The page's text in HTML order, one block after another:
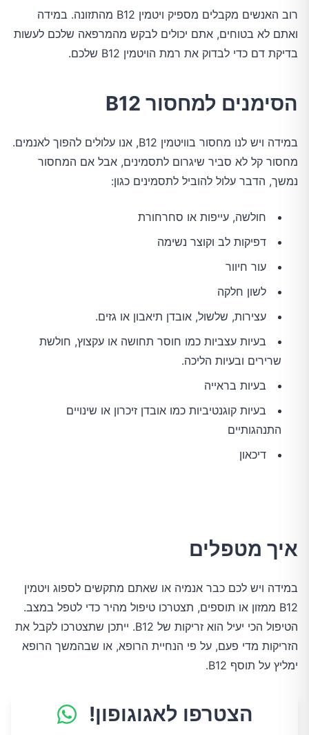
רוב האנשים מקבלים מספיק ויטמין B12 מהתזונה. במידה
ואתם לא בטוחים, אתם יכולים לבקש מהמרפאה שלכם לעשות
בדיקת דם כדי לבדוק את רמת הויטמין B12 שלכם.
הסימנים למחסור B12
במידה ויש לנו מחסור בוויטמין B12, אנו עלולים להפוך לאנמים.
מחסור קל לא סביר שיגרום לתסמינים, אבל אם המחסור
נמשך, הדבר עלול להוביל לתסמינים כגון:
חולשה, עייפות או סחרחורת
דפיקות לב וקוצר נשימה
עור חיוור
לשון חלקה
עצירות, שלשול, אובדן תיאבון או גזים.
בעיות עצביות כמו חוסר תחושה או עקצוץ, חולשת
שרירים ובעיות הליכה.
בעיות בראייה
בעיות קוגנטיביות כמו אובדן זיכרון או שינויים
התנהגותיים
דיכאון
איך מטפלים
במידה ויש לכם כבר אנמיה או שאתם מתקשים לספוג ויטמין
B12 ממזון או תוספים, תצטרכו טיפול מהיר כדי לטפל במצב.
הטיפול הכי יעיל הוא זריקות של B12. ייתכן שתצטרכו לקבל את
הזריקות מדי פעם, על פי הנחיית הרופא, או שבהמשך הרופא
ימליץ על תוסף B12.
הצטרפו לאגוגופון!